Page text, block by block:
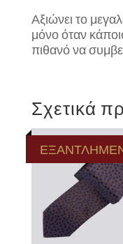
Αξιώνει το
μόνο όταν
πιθανό να
Σχετικά